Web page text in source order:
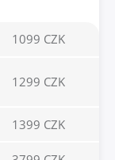
1099 CZK
1299 CZK
1399 CZK